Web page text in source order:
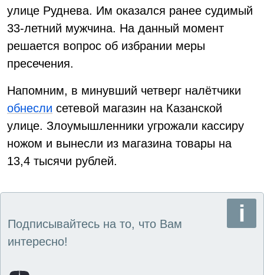
улице Руднева. Им оказался ранее судимый
33-летний мужчина. На данный момент
решается вопрос об избрании меры
пресечения.
Напомним, в минувший четверг налётчики
обнесли сетевой магазин на Казанской
улице. Злоумышленники угрожали кассиру
ножом и вынесли из магазина товары на
13,4 тысячи рублей.
Подписывайтесь на то, что Вам
интересно!